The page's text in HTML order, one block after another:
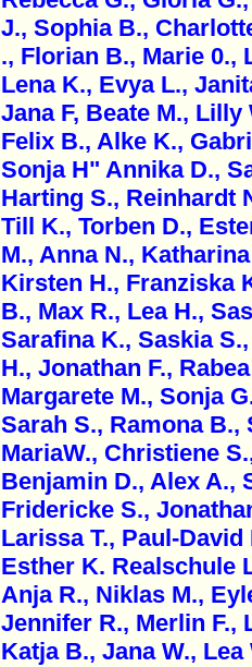
J., Sophia B.,
., Florian B., Marie 0.,
Lena K., Evya L.,
Jana F, Beate M.,
Felix B., Alke K.,
Sonja H" Annika D.,
Harting S., Reinhardt
Till K., Torben D.,
M., Anna N.,
Kirsten H., Franziska
B., Max R., Lea H.,
Sarafina K., Saskia
H., Jonathan F.,
Margarete M., Sonja
Sarah S., Ramona B.,
MariaW., Christiene
Benjamin D., Alex A.,
Fridericke S.,
Larissa T., Paul-
Esther K. Realschule
Anja R., Niklas M.,
Jennifer R., Merlin F.,
Katja B., Jana W., Lea